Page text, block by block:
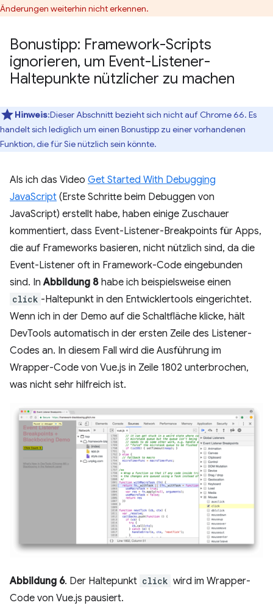
Änderungen weiterhin nicht erkennen.
Bonustipp: Framework-Scripts
ignorieren, um Event-Listener-
Haltepunkte nützlicher zu machen
Hinweis:Dieser Abschnitt bezieht sich nicht auf Chrome 66. Es
handelt sich lediglich um einen Bonustipp zu einer vorhandenen
Funktion, die für Sie nützlich sein könnte.
Als ich das Video Get Started With Debugging
JavaScript (Erste Schritte beim Debuggen von
JavaScript) erstellt habe, haben einige Zuschauer
kommentiert, dass Event-Listener-Breakpoints für Apps,
die auf Frameworks basieren, nicht nützlich sind, da die
Event-Listener oft in Framework-Code eingebunden
sind. InAbbildung 8 habe ich beispielsweise einen
click -Haltepunkt in den Entwicklertools eingerichtet.
Wenn ich in der Demo auf die Schaltfläche klicke, hält
DevTools automatisch in der ersten Zeile des Listener-
Codes an. In diesem Fall wird die Ausführung im
Wrapper-Code von Vue.js in Zeile 1802 unterbrochen,
was nicht sehr hilfreich ist.
Abbildung 6. Der Haltepunkt click wird im Wrapper-
Code von Vue.js pausiert.